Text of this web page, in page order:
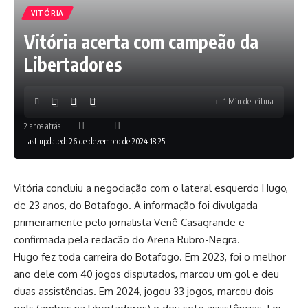
VITÓRIA
Vitória acerta com campeão da
Libertadores
Last updated: 26 de dezembro de 2024 18:25
2 anos atrás
1 Min de leitura
Vitória concluiu a negociação com o lateral esquerdo Hugo,
de 23 anos, do Botafogo. A informação foi divulgada
primeiramente pelo jornalista Venê Casagrande e
confirmada pela redação do Arena Rubro-Negra.
Hugo fez toda carreira do Botafogo. Em 2023, foi o melhor
ano dele com 40 jogos disputados, marcou um gol e deu
duas assistências. Em 2024, jogou 33 jogos, marcou dois